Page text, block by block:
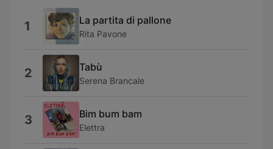
1 La partita di pallone
Rita Pavone
2 Tabù
Serena Brancale
3 Bim bum bam
Elettra